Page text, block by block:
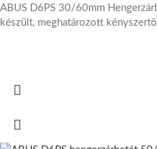
ABUS D6PS 30/60mm
készült, meghatározott